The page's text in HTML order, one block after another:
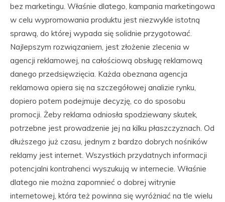
bez marketingu. Właśnie dlatego, kampania marketingowa
w celu wypromowania produktu jest niezwykle istotną
sprawą, do której wypada się solidnie przygotować.
Najlepszym rozwiązaniem, jest złożenie zlecenia w
agencji reklamowej, na całościową obsługę reklamową
danego przedsięwzięcia. Każda obeznana agencja
reklamowa opiera się na szczegółowej analizie rynku,
dopiero potem podejmuje decyzję, co do sposobu
promocji. Żeby reklama odniosła spodziewany skutek,
potrzebne jest prowadzenie jej na kilku płaszczyznach. Od
dłuższego już czasu, jednym z bardzo dobrych nośników
reklamy jest internet. Wszystkich przydatnych informacji
potencjalni kontrahenci wyszukują w internecie. Właśnie
dlatego nie można zapomnieć o dobrej witrynie
internetowej, która też powinna się wyróżniać na tle wielu